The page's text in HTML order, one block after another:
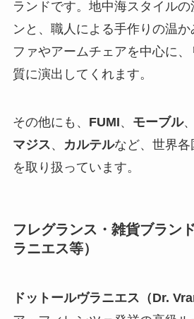
ランドです。地中海スタイル
ンと、職人による手作りの温
ファやアームチェアを中心に
質に演出してくれます。
その他にも、 FUMI、 モーブル
マジス、 カルテルなど、世界各
を取り扱っています。
フレグランス・雑貨ブラン
ラニエス等）
ドットールヴラニエス（Dr.